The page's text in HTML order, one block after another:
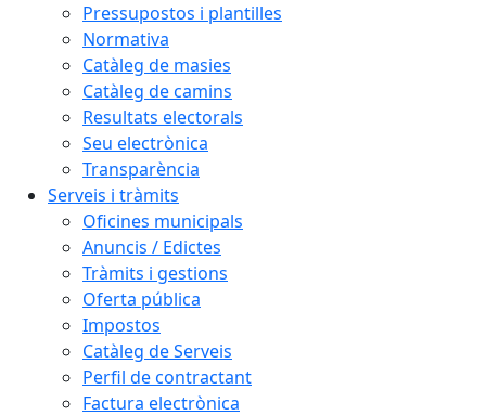
Pressupostos i plantilles
Normativa
Catàleg de masies
Catàleg de camins
Resultats electorals
Seu electrònica
Transparència
Serveis i tràmits
Oficines municipals
Anuncis / Edictes
Tràmits i gestions
Oferta pública
Impostos
Catàleg de Serveis
Perfil de contractant
Factura electrònica